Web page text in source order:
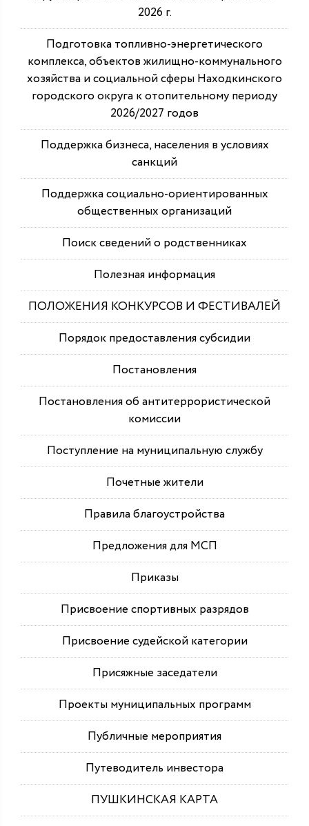
2026 г.
Подготовка топливно-энергетического
комплекса, объектов жилищно-коммунального
хозяйства и социальной сферы Находкинского
городского округа к отопительному периоду
2026/2027 годов
Поддержка бизнеса, населения в условиях
санкций
Поддержка социально-ориентированных
общественных организаций
Поиск сведений о родственниках
Полезная информация
ПОЛОЖЕНИЯ КОНКУРСОВ И ФЕСТИВАЛЕЙ
Порядок предоставления субсидии
Постановления
Постановления об антитеррористической
комиссии
Поступление на муниципальную службу
Почетные жители
Правила благоустройства
Предложения для МСП
Приказы
Присвоение спортивных разрядов
Присвоение судейской категории
Присяжные заседатели
Проекты муниципальных программ
Публичные мероприятия
Путеводитель инвестора
ПУШКИНСКАЯ КАРТА